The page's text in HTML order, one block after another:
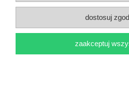
Etykiety termotransferowe fi20 500
dostosuj
zaakceptuj